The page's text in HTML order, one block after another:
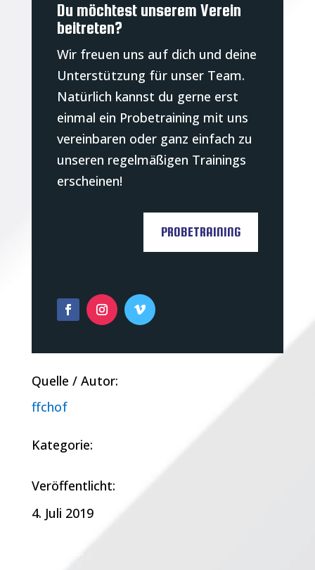
Du möchtest unserem Verein
beitreten?
Wir freuen uns auf dich und deine
Unterstützung für unser Team.
Natürlich kannst du gerne erst
einmal ein Probetraining mit uns
vereinbaren oder ganz einfach zu
unseren regelmäßigen Trainings
erscheinen!
PROBETRAINING
Quelle / Autor:
ffchof
Kategorie:
Veröffentlicht:
4. Juli 2019